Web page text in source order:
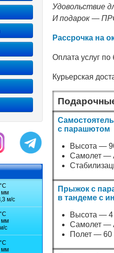
Удовольствие
И подарок —
Рассрочка на
Оплата услуг по
Курьерская
с парашютом
Высота —
Самолет —
Прыжок с
в тандеме с
Высота —
Самолет —
Полет — 60